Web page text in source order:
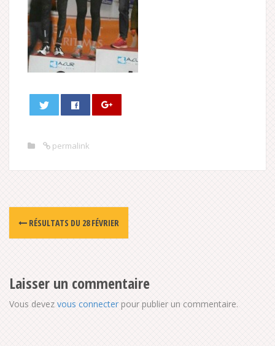
permalink
Post
navigation
RÉSULTATS DU 28 FÉVRIER
Laisser un commentaire
Vous devez vous connecterpour publier un commentaire.